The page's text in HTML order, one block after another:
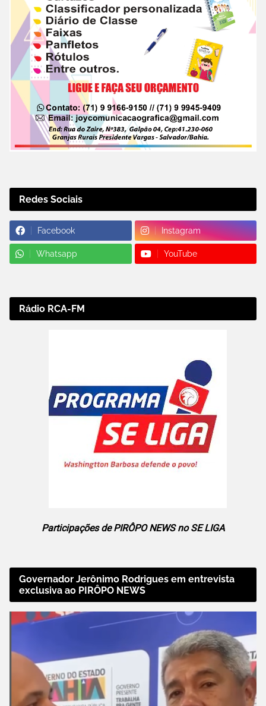
Redes Sociais
Facebook Instagram
Whatsapp YouTube
Rádio RCA-FM
Participações de PIRÔPO NEWS no SE LIGA
Governador Jerônimo Rodrigues em entrevista
exclusiva ao PIRÔPO NEWS